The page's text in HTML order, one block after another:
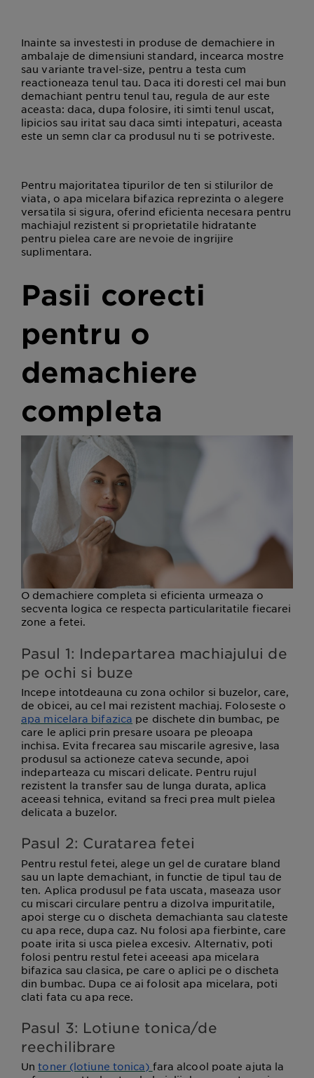
Inainte sa investesti in produse de demachiere in
ambalaje de dimensiuni standard, incearca mostre
sau variante travel-size, pentru a testa cum
reactioneaza tenul tau. Daca iti doresti cel mai bun
demachiant pentru tenul tau, regula de aur este
aceasta: daca, dupa folosire, iti simti tenul uscat,
lipicios sau iritat sau daca simti intepaturi, aceasta
este un semn clar ca produsul nu ti se potriveste.
Pentru majoritatea tipurilor de ten si stilurilor de
viata, o apa micelara bifazica reprezinta o alegere
versatila si sigura, oferind eficienta necesara pentru
machiajul rezistent si proprietatile hidratante
pentru pielea care are nevoie de ingrijire
suplimentara.
Pasii corecti
pentru o
demachiere
completa
O demachiere completa si eficienta urmeaza o
secventa logica ce respecta particularitatile fiecarei
zone a fetei.
Pasul 1: Indepartarea machiajului de
pe ochi si buze
Incepe intotdeauna cu zona ochilor si buzelor, care,
de obicei, au cel mai rezistent machiaj. Foloseste o
apa micelara bifazica pe dischete din bumbac, pe
care le aplici prin presare usoara pe pleoapa
inchisa. Evita frecarea sau miscarile agresive, lasa
produsul sa actioneze cateva secunde, apoi
indeparteaza cu miscari delicate. Pentru rujul
rezistent la transfer sau de lunga durata, aplica
aceeasi tehnica, evitand sa freci prea mult pielea
delicata a buzelor.
Pasul 2: Curatarea fetei
Pentru restul fetei, alege un gel de curatare bland
sau un lapte demachiant, in functie de tipul tau de
ten. Aplica produsul pe fata uscata, maseaza usor
cu miscari circulare pentru a dizolva impuritatile,
apoi sterge cu o discheta demachianta sau clateste
cu apa rece, dupa caz. Nu folosi apa fierbinte, care
poate irita si usca pielea excesiv. Alternativ, poti
folosi pentru restul fetei aceeasi apa micelara
bifazica sau clasica, pe care o aplici pe o discheta
din bumbac. Dupa ce ai folosit apa micelara, poti
clati fata cu apa rece.
Pasul 3: Lotiune tonica/de
reechilibrare
Untoner (lotiune tonica) fara alcool poate ajuta la